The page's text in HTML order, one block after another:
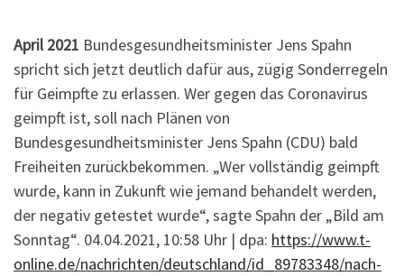
April 2021 Bundesgesundheitsminister Jens Spahn
spricht sich jetzt deutlich dafür aus, zügig Sonderregeln
für Geimpfte zu erlassen. Wer gegen das Coronavirus
geimpft ist, soll nach Plänen von
Bundesgesundheitsminister Jens Spahn (CDU) bald
Freiheiten zurückbekommen. „Wer vollständig geimpft
wurde, kann in Zukunft wie jemand behandelt werden,
der negativ getestet wurde“, sagte Spahn der „Bild am
Sonntag“. 04.04.2021, 10:58 Uhr | dpa: https://www.t-
online.de/nachrichten/deutschland/id_89783348/nach-